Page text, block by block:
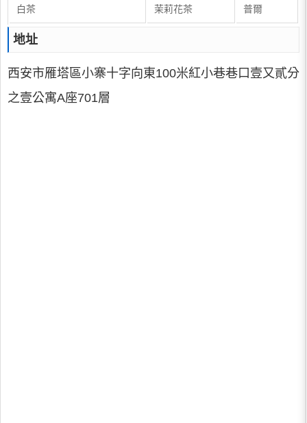
白茶 茉莉花茶 普爾
地址
西安市雁塔區小寨十字向東100米紅小巷巷口壹又貳分
之壹公寓A座701層